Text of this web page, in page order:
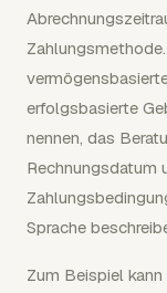
erfolgsbasierte
nennen, das
Rechnungsdatum
Sprache
Zum Beispiel